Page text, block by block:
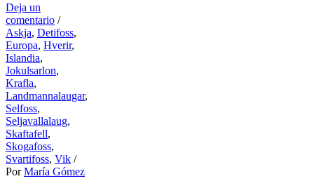
Deja un
comentario /
Askja, Detifoss,
Europa, Hverir,
Islandia,
Jokulsarlon,
Krafla,
Landmannalaugar,
Selfoss,
Seljavallalaug,
Skaftafell,
Skogafoss,
Svartifoss, Vik /
PorMaría Gómez